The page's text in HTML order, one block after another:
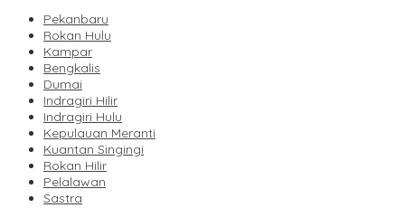
Pekanbaru
Rokan Hulu
Kampar
Bengkalis
Dumai
Indragiri Hilir
Indragiri Hulu
Kepulauan Meranti
Kuantan Singingi
Rokan Hilir
Pelalawan
Sastra